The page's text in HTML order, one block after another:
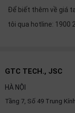
Để biết thêm về giá
tôi qua hotline: 1900
GTC TECH., JSC
HÀ NỘI
Tầng 7, Số 49 Trung